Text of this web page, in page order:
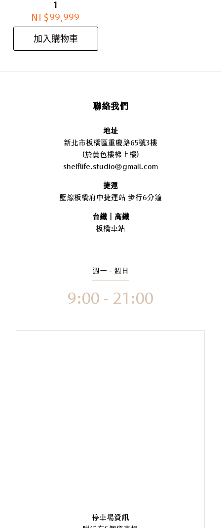
1
NT$99,999
加入購物車
聯絡我們
地址
新北市板橋區重慶路65號3樓
(於黃色樓梯上樓)
shelflife.studio@gmail.com
捷運
藍線板橋府中捷運站 步行6分鐘
台鐵｜高鐵
板橋車站
週一 - 週日
9:00 - 21:00
停車場資訊